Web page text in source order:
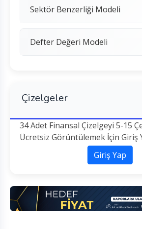
Sektör Benzerliği Modeli
Defter Değeri Modeli
Çizelgeler
34 Adet Finansal Çizelgeyi 5-15
Ücretsiz Görüntülemek İçin Giriş
Giriş Yap